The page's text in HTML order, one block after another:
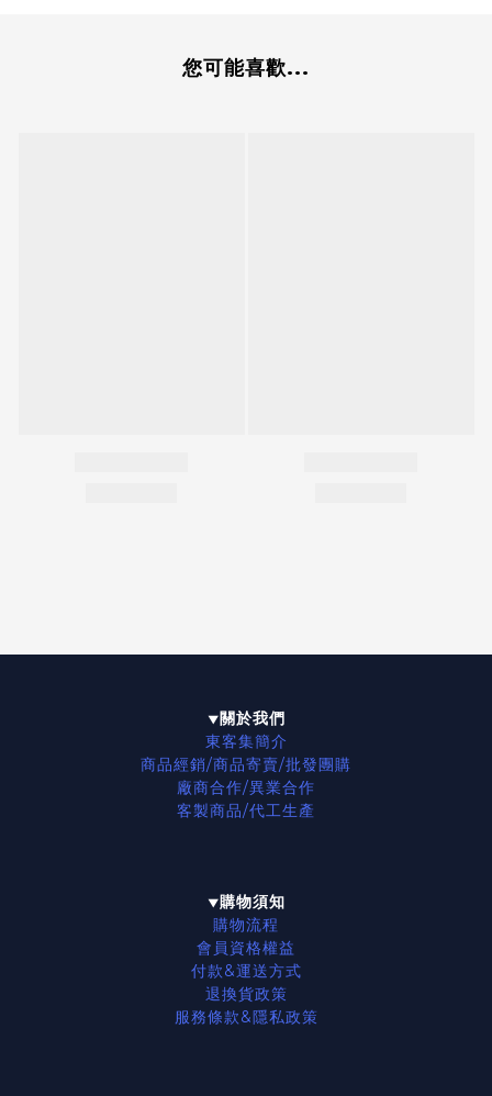
您可能喜歡...
▼關於我們
東客集簡介
商品經銷/商品寄賣/批發團購
廠商合作/異業合作
客製商品/代工生產
▼購物須知
購物流程
會員資格權益
付款&運送方式
退換貨政策
服務條款&隱私政策